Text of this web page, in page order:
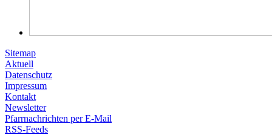
Sitemap
Aktuell
Datenschutz
Impressum
Kontakt
Newsletter
Pfarrnachrichten per E-Mail
RSS-Feeds